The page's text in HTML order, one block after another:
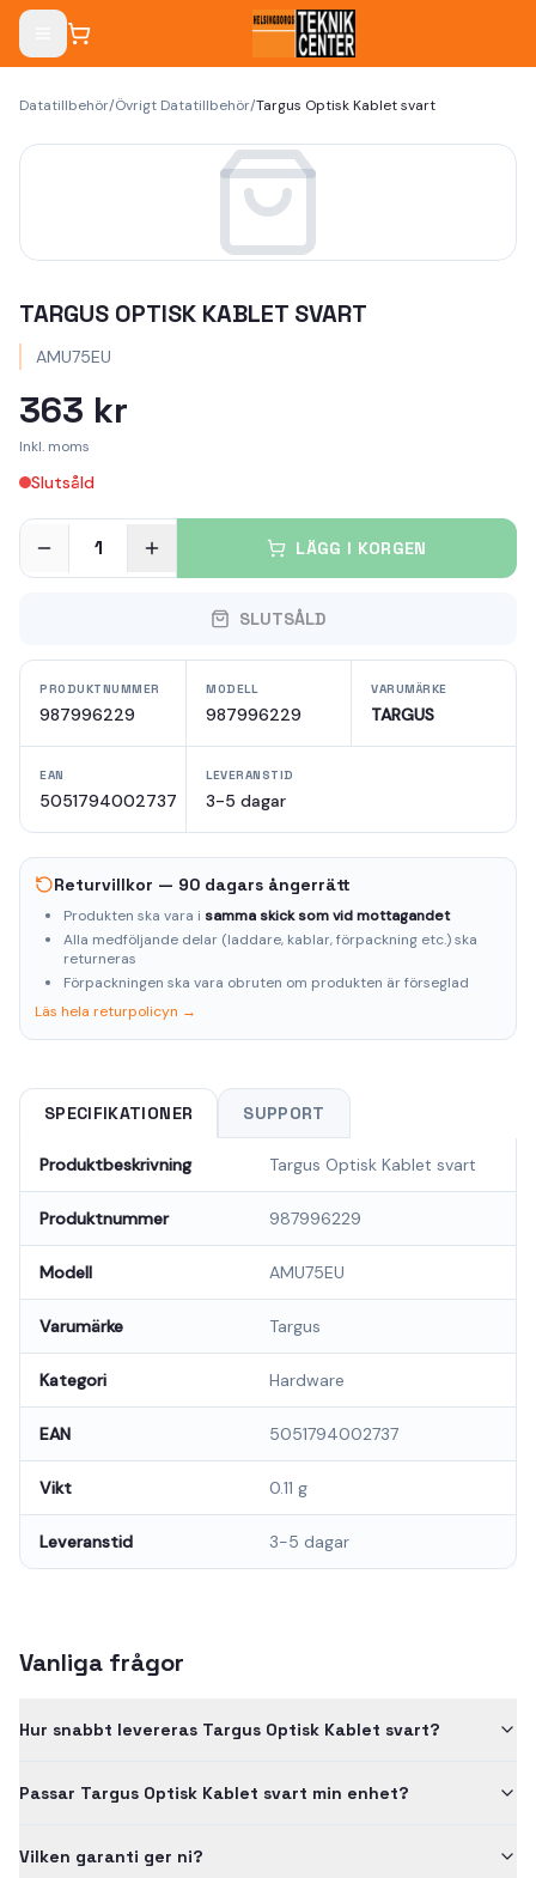
Datatillbehör/Övrigt Datatillbehör/Targus Optisk Kablet svart
TARGUS OPTISK KABLET SVART
AMU75EU
363 kr
Inkl. moms
Slutsåld
1 LÄGG I KORGEN
SLUTSÅLD
PRODUKTNUMMER
987996229
MODELL
987996229
VARUMÄRKE
TARGUS
EAN
5051794002737
LEVERANSTID
3-5 dagar
Returvillkor — 90 dagars ångerrätt
Produkten ska vara i samma skick som vid mottagandet
Alla medföljande delar (laddare, kablar, förpackning etc.) ska
returneras
Förpackningen ska vara obruten om produkten är förseglad
Läs hela returpolicyn →
SPECIFIKATIONER SUPPORT
Produktbeskrivning Targus Optisk Kablet svart
Produktnummer 987996229
Modell AMU75EU
Varumärke Targus
Kategori Hardware
EAN 5051794002737
Vikt 0.11 g
Leveranstid 3-5 dagar
Vanliga frågor
Hur snabbt levereras Targus Optisk Kablet svart?
Passar Targus Optisk Kablet svart min enhet?
Vilken garanti ger ni?